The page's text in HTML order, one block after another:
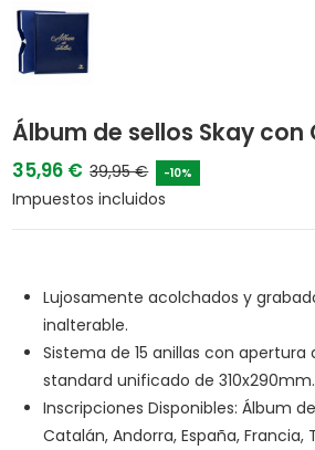
Álbum de sellos Skay con
35,96 € 39,95 € -10%
Impuestos incluidos
Lujosamente acolchados y
inalterable.
Sistema de 15 anillas con
standard unificado de 310x290mm.
Inscripciones Disponibles: Álbum
Catalán, Andorra, España, Francia,